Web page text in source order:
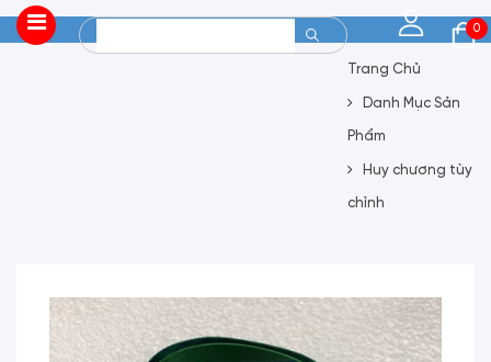
0
Trang Chủ
Danh Mục Sản
Phẩm
Huy chương tùy
chỉnh